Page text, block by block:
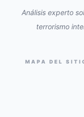
Análisis experto
terrorismo
MAPA DEL